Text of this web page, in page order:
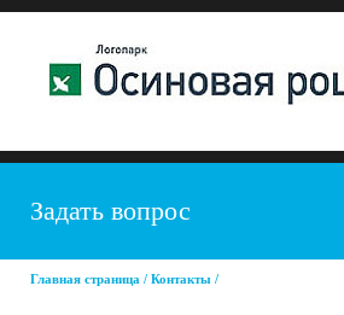
Задать вопрос
Главная страница / Контакты /